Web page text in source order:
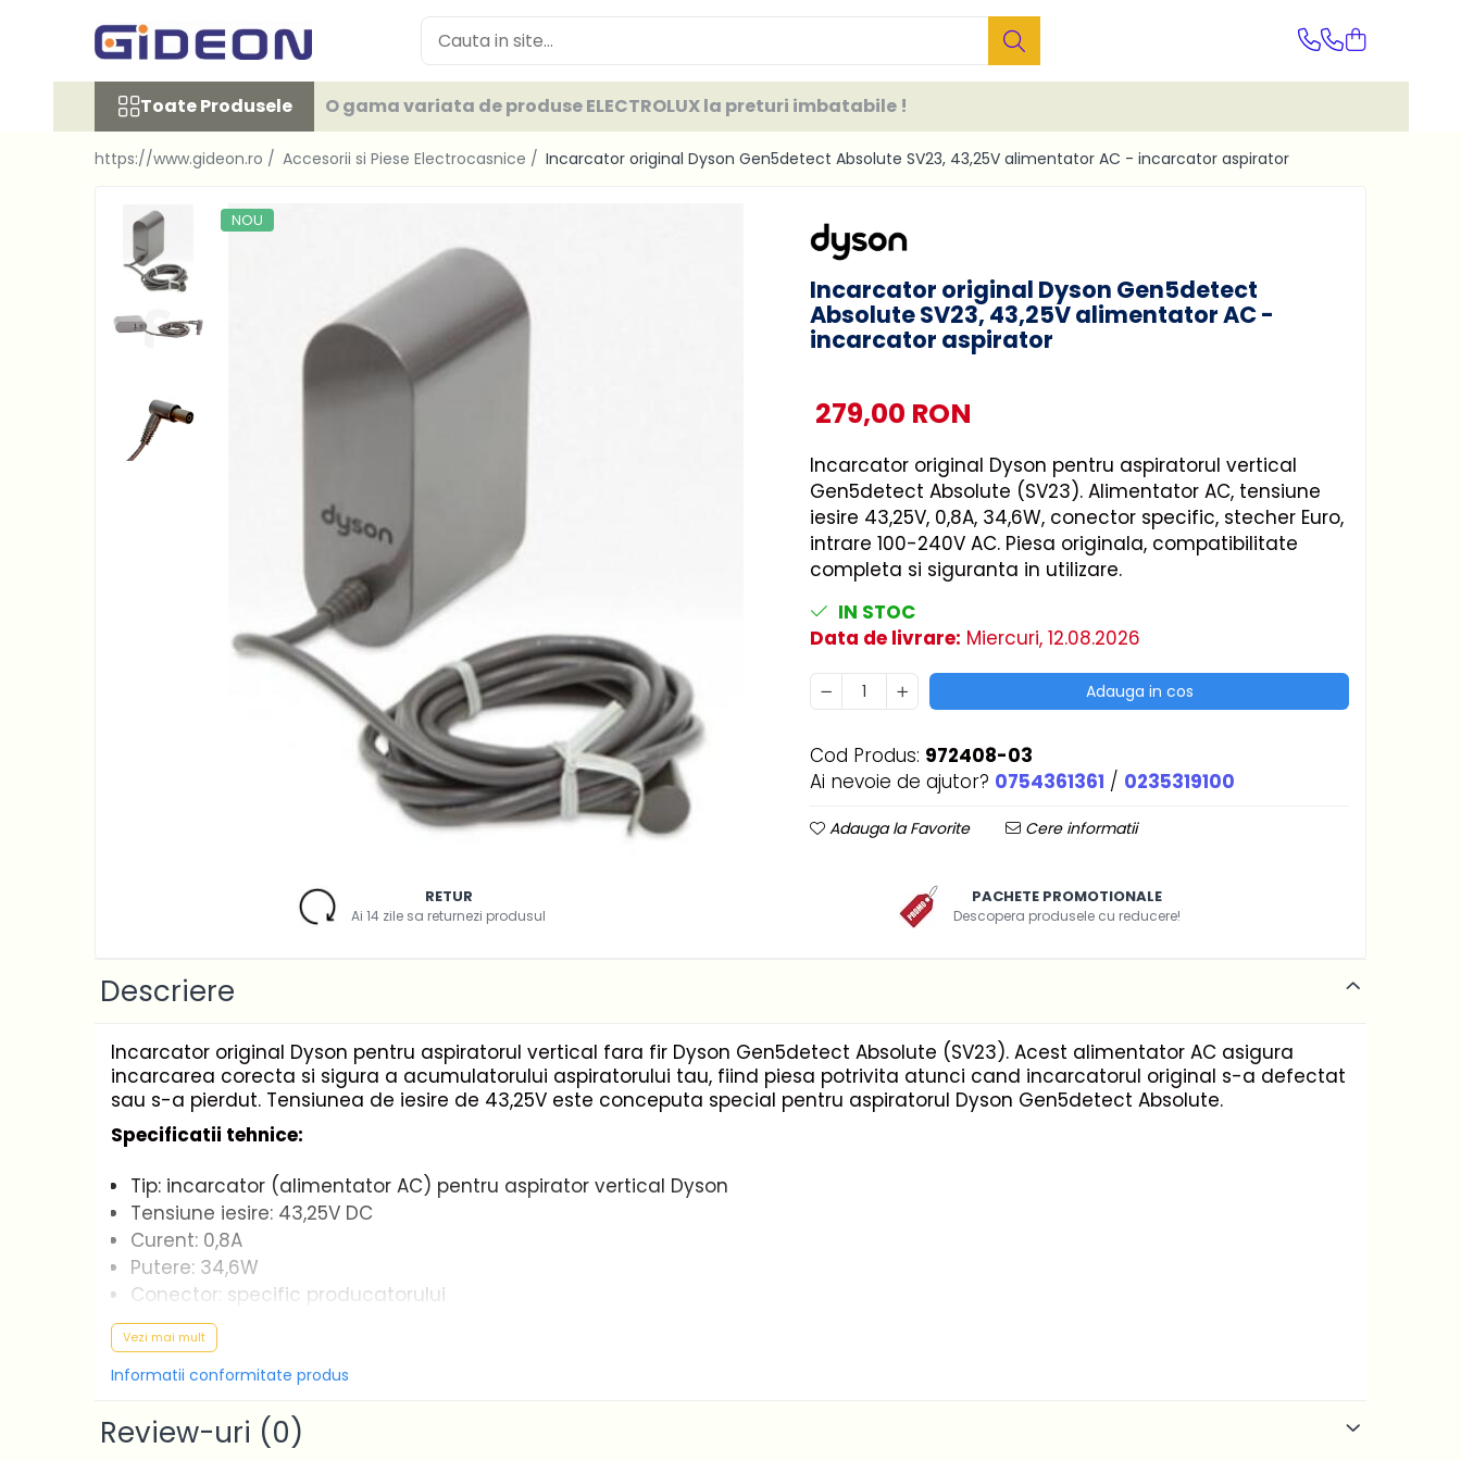
Electrocasnice
Electrocasnice mici
Purificatoare aer
Cuptoare cu microunde
Accesorii Piese Hote
Accesorii Piese Frigidere
Congelatoare
Casa si gradina
Home & Deco
Dezinfectanti
Accesorii Audio Hi-Fi
Ingrijire personala
Produse pentru copii
Scaune auto copii
GRUPA 0+1 2 3/ 0-36 kg / 0-12 ani
Jucarii si Jocuri
Imprimante
Toate Produsele O gama variata de produse ELECTROLUX la preturi imbatabile !
https://www.gideon.ro / Accesorii si Piese Electrocasnice / Incarcator original Dyson Gen5detect Absolute SV23, 43,25V alimentator AC - incarcator aspirator
Incarcator original Dyson Gen5detect
Absolute SV23, 43,25V alimentator AC -
incarcator aspirator
NOU
279,00 RON
Incarcator original Dyson pentru aspiratorul vertical
Gen5detect Absolute (SV23). Alimentator AC, tensiune
iesire 43,25V, 0,8A, 34,6W, conector specific, stecher Euro,
intrare 100-240V AC. Piesa originala, compatibilitate
completa si siguranta in utilizare.
IN STOC
Data de livrare: Miercuri, 12.08.2026
Adauga in cos
Cod Produs: 972408-03
Ai nevoie de ajutor? 0754361361 / 0235319100
Adauga la Favorite Cere informatii
RETUR
Ai 14 zile sa returnezi produsul
PACHETE PROMOTIONALE
Descopera produsele cu reducere!
Descriere
Incarcator original Dyson pentru aspiratorul vertical fara fir Dyson Gen5detect Absolute (SV23). Acest alimentator AC asigura
incarcarea corecta si sigura a acumulatorului aspiratorului tau, fiind piesa potrivita atunci cand incarcatorul original s-a defectat
sau s-a pierdut. Tensiunea de iesire de 43,25V este conceputa special pentru aspiratorul Dyson Gen5detect Absolute.
Specificatii tehnice:
Tip: incarcator (alimentator AC) pentru aspirator vertical Dyson
Tensiune iesire: 43,25V DC
Curent: 0,8A
Putere: 34,6W
Conector: specific producatorului
Stecher de alimentare: Euro
Tensiune intrare: 100-240V AC
Compatibilitate:aspiratorul vertical Dyson Gen5detect Absolute, model SV23 (Z5S-EU Gen5 Detect Absolute).
Incarcator original Dyson, cu compatibilitate completa, siguranta in utilizare si durabilitate ridicata. Recomandam folosirea
incarcatorului original pentru protejarea acumulatorului si a aspiratorului.
Vezi mai mult
Informatii conformitate produs
Review-uri (0)